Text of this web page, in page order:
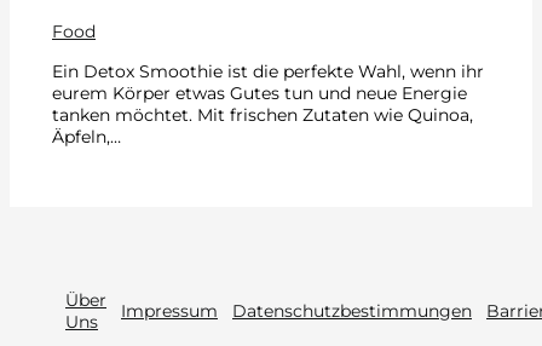
Food
Ein Detox Smoothie ist die perfekte Wahl, wenn ihr
eurem Körper etwas Gutes tun und neue Energie
tanken möchtet. Mit frischen Zutaten wie Quinoa,
Äpfeln,…
Über
Uns
Impressum Datenschutzbestimmungen